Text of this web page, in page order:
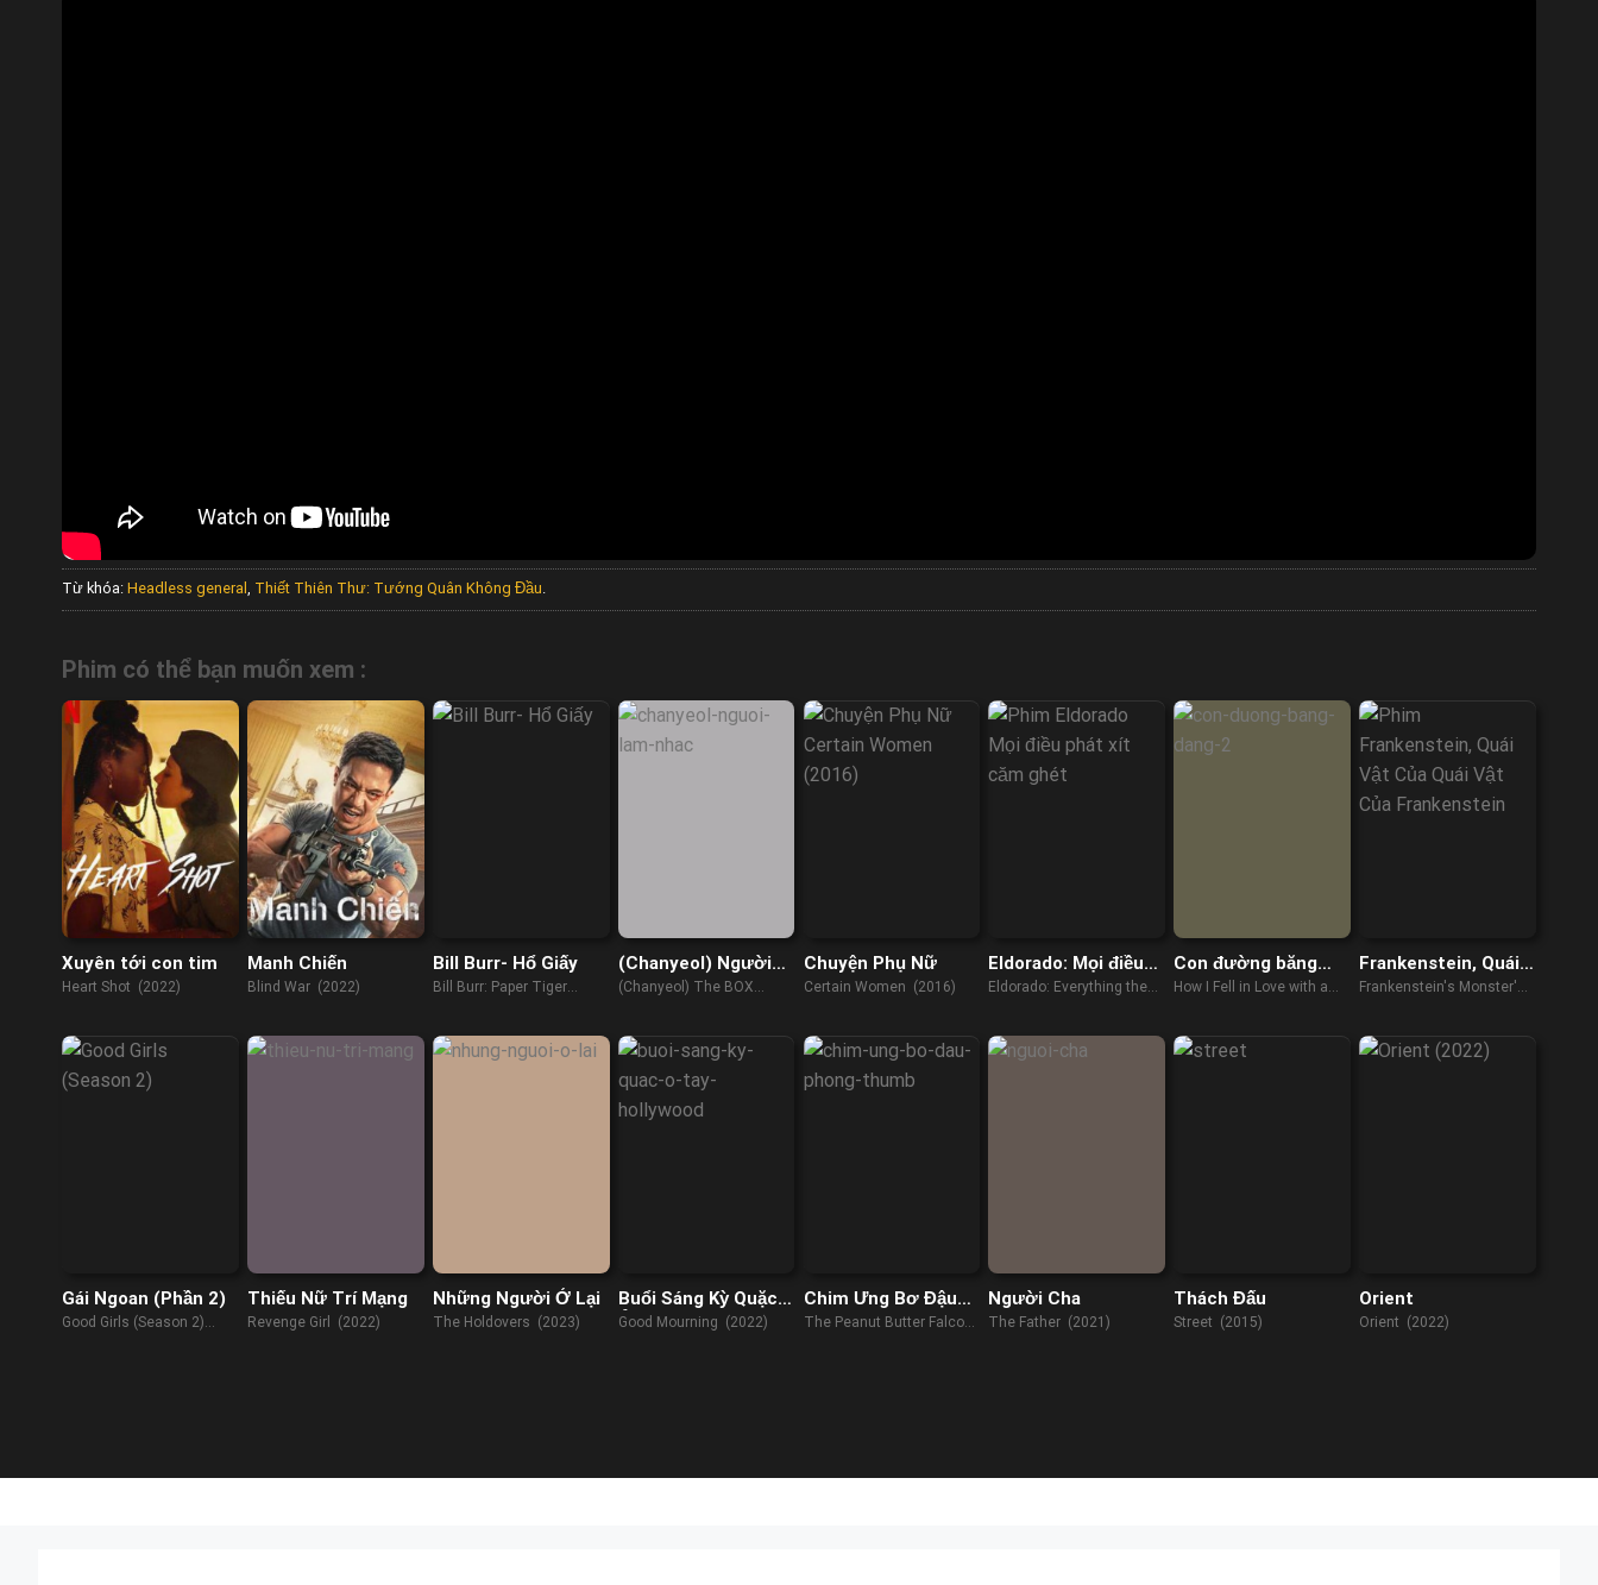
Từ khóa: Headless general Thiết Thiên Thư: Tướng Quân Không Đầu
Phim có thể bạn muốn xem :
Xuyên tới con tim
Heart Shot (2022)
Manh Chiến
Blind War (2022)
Bill Burr- Hổ Giấy
Bill Burr: Paper Tiger
(Chanyeol) Người
Làm Nhạc
(Chanyeol) The BOX
Chuyện Phụ Nữ
Certain Women (2016)
Eldorado: Mọi điều
phát xít căm ghét
Eldorado: Everything the
Con đường băng
đảng 2
How I Fell in Love with a
Frankenstein, Quái
Vật Của Quái Vật
Frankenstein's Monster's
(2019)
Gái Ngoan (Phần 2)
Good Girls (Season 2)
Thiếu Nữ Trí Mạng
Revenge Girl (2022)
Những Người Ở Lại
The Holdovers (2023)
Buổi Sáng Kỳ Quặc
Ở Tây Hollywood
Good Mourning (2022)
Chim Ưng Bơ Đậu
Phộng
The Peanut Butter Falcon
Người Cha
The Father (2021)
Thách Đấu
Street (2015)
Orient
Orient (2022)